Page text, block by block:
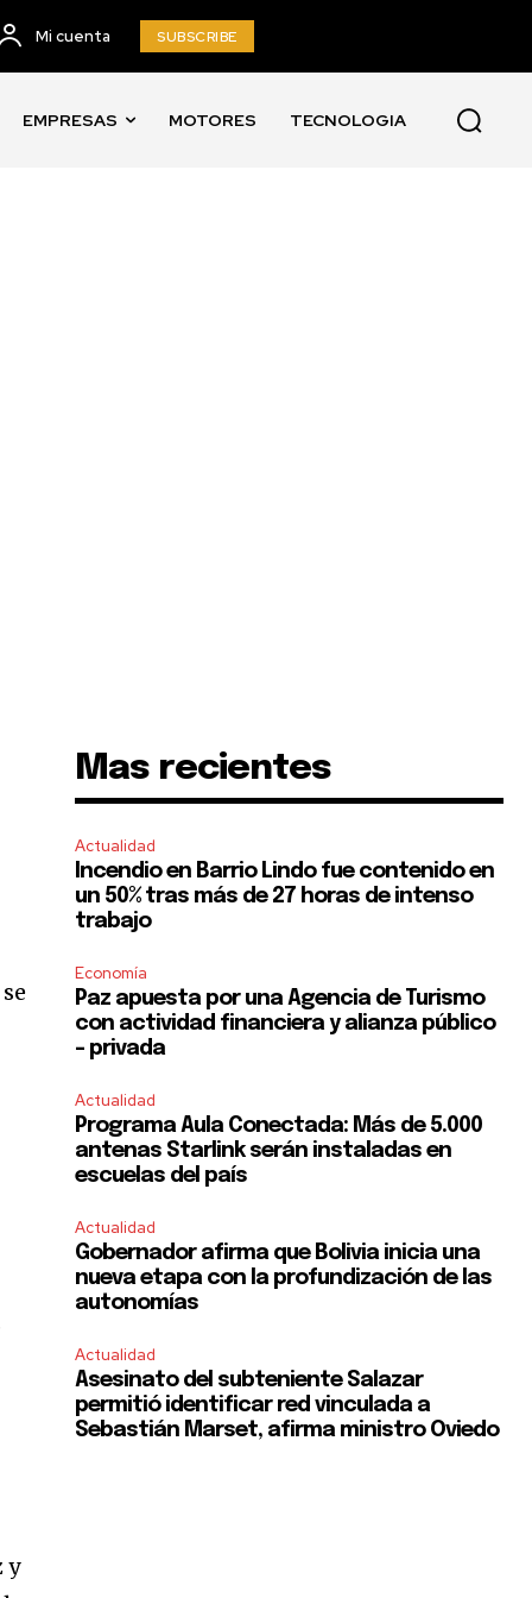
Mi cuenta SUBSCRIBE
EMPRESAS MOTORES TECNOLOGIA
y
Mas recientes
Actualidad
Incendio en Barrio Lindo fue contenido en
un 50% tras más de 27 horas de intenso
trabajo
Economía
Paz apuesta por una Agencia de Turismo
con actividad financiera y alianza público
– privada
Actualidad
Programa Aula Conectada: Más de 5.000
antenas Starlink serán instaladas en
escuelas del país
Actualidad
Gobernador afirma que Bolivia inicia una
nueva etapa con la profundización de las
autonomías
Actualidad
Asesinato del subteniente Salazar
permitió identificar red vinculada a
Sebastián Marset, afirma ministro Oviedo